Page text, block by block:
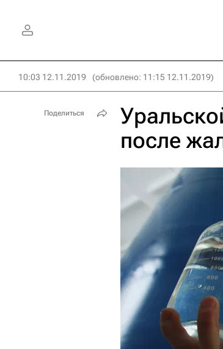
10:03 12.11.2019 (обновлено: 11:15 12.11.2019)
после
Поделиться